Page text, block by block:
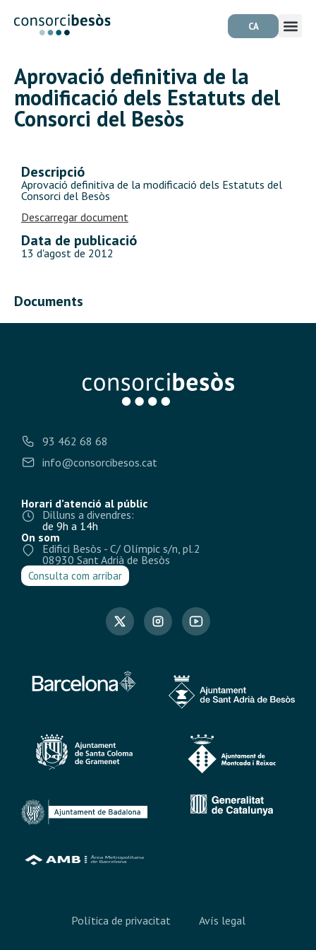
CA
Aprovació definitiva de la
modificació dels Estatuts del
Consorci del Besòs
Descripció
Aprovació definitiva de la modificació dels Estatuts del
Consorci del Besòs
Descarregar document
Data de publicació
13 d'agost de 2012
Documents
93 462 68 68
info@consorcibesos.cat
Horari d’atenció al públic
Dilluns a divendres:
de 9h a 14h
On som
Edifici Besòs - C/ Olímpic s/n, pl.2
08930 Sant Adrià de Besòs
Consulta com arribar
Política de privacitat Avís legal